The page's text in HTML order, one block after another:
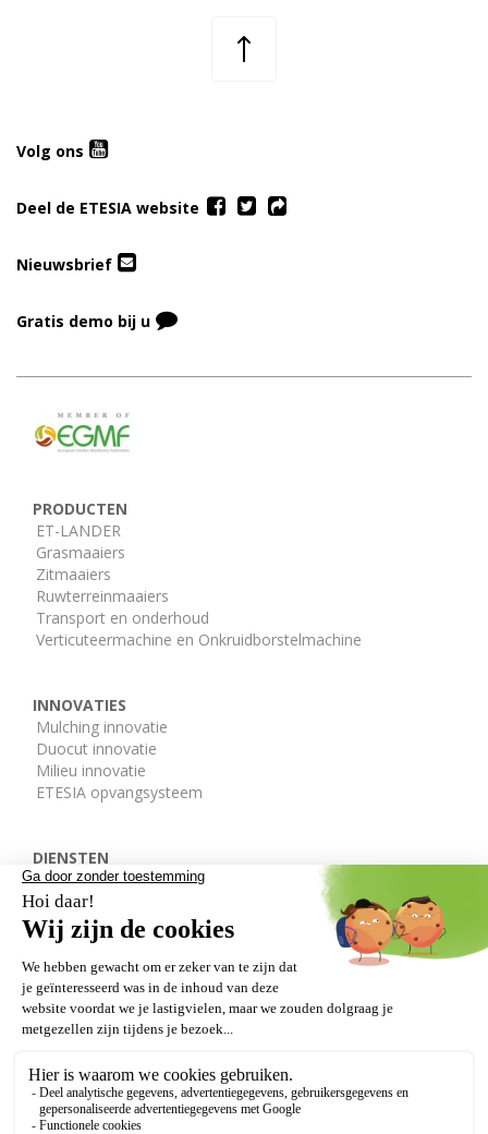
Volg ons
Deel de ETESIA website
Nieuwsbrief
Gratis demo bij u
PRODUCTEN
ET-LANDER
Grasmaaiers
Zitmaaiers
Ruwterreinmaaiers
Transport en onderhoud
Verticuteermachine en Onkruidborstelmachine
INNOVATIES
Mulching innovatie
Duocut innovatie
Milieu innovatie
ETESIA opvangsysteem
DIENSTEN
De ETESIA afdelingen
Onderdelen
Gratis demo
DEALERS